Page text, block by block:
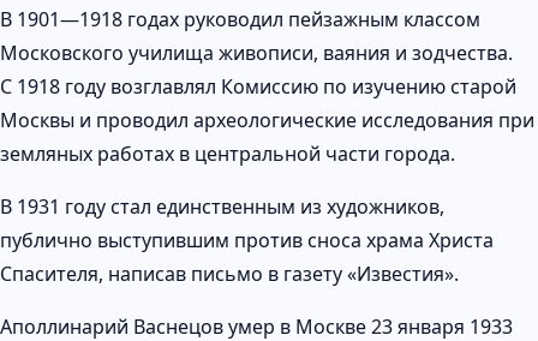
В 1901—1918 годах руководил пейзажным классом
Московского училища живописи, ваяния и зодчества.
С 1918 году возглавлял Комиссию по изучению старой
Москвы и проводил археологические исследования при
земляных работах в центральной части города.
В 1931 году стал единственным из художников,
публично выступившим против сноса храма Христа
Спасителя, написав письмо в газету «Известия».
Аполлинарий Васнецов умер в Москве 23 января 1933